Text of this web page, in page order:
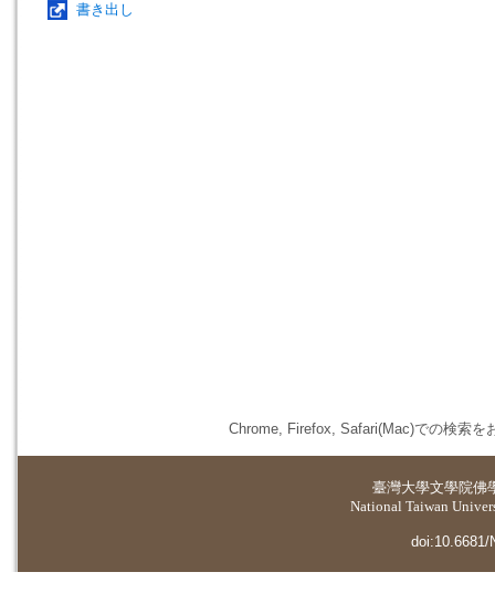
書き出し
Chrome, Firefox, Safari(Mac)での検索を
臺灣大學文學院佛
National Taiwan
doi:10.6681/